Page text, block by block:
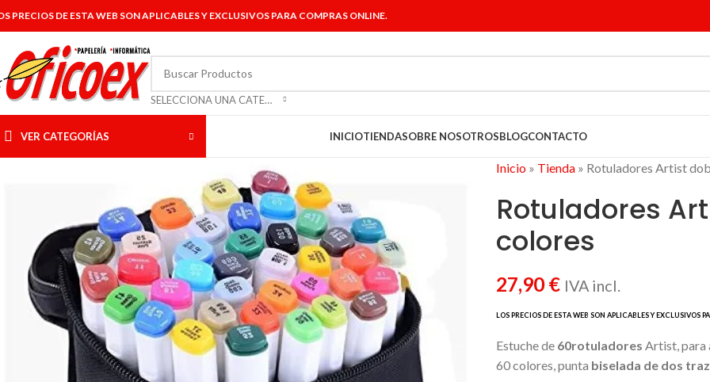
PRECIOS DE ESTA WEB SON APLICABLES Y EXCLUSIVOS PARA COMPRAS ONLINE.
SELECCIONA UNA CATEGORÍA
VER CATEGORÍAS INICIOTIENDASOBRE NOSOTROSBLOGCONTACTO
Inicio» Tienda» Rotuladores Artist
Rotuladores
colores
27,90€ IVA incl.
Estuche de60rotuladores Artist, para
60 colores, punta biselada de dos